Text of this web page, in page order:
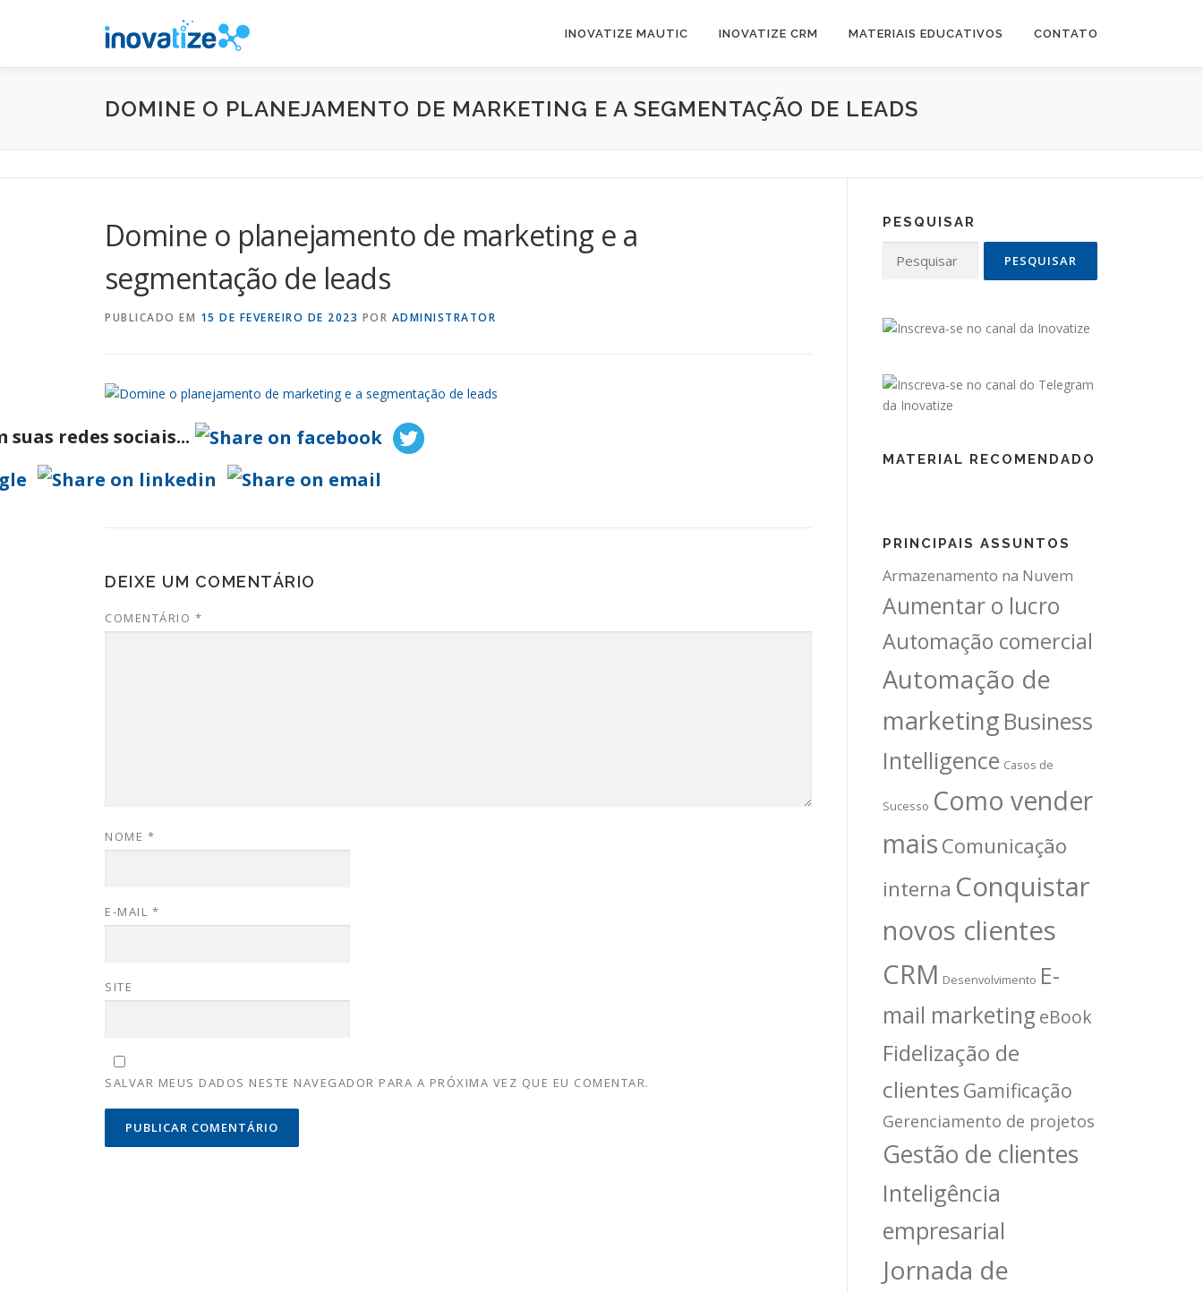
conteúdo
INOVATIZE MAUTIC INOVATIZE CRM MATERIAIS EDUCATIVOS CONTATO
DOMINE O PLANEJAMENTO DE MARKETING E A SEGMENTAÇÃO DE LEADS
Domine o planejamento de marketing e a
segmentação de leads
PUBLICADO EM 15 DE FEVEREIRO DE 2023 POR ADMINISTRATOR
redes sociais...
DEIXE UM COMENTÁRIO
COMENTÁRIO *
NOME *
E-MAIL *
SITE
SALVAR MEUS DADOS NESTE NAVEGADOR PARA A PRÓXIMA VEZ QUE EU COMENTAR.
PESQUISAR
por:
MATERIAL RECOMENDADO
PRINCIPAIS ASSUNTOS
Armazenamento na Nuvem
Aumentar o lucro
Automação comercial
Automação de
marketing Business
Intelligence Casos de
Sucesso Como vender
maisComunicação
interna Conquistar
novos clientes
CRM Desenvolvimento E-
mail marketing eBook
Fidelização de
clientes Gamificação
Gerenciamento de projetos
Gestão de clientes
Inteligência
empresarial
Jornada de